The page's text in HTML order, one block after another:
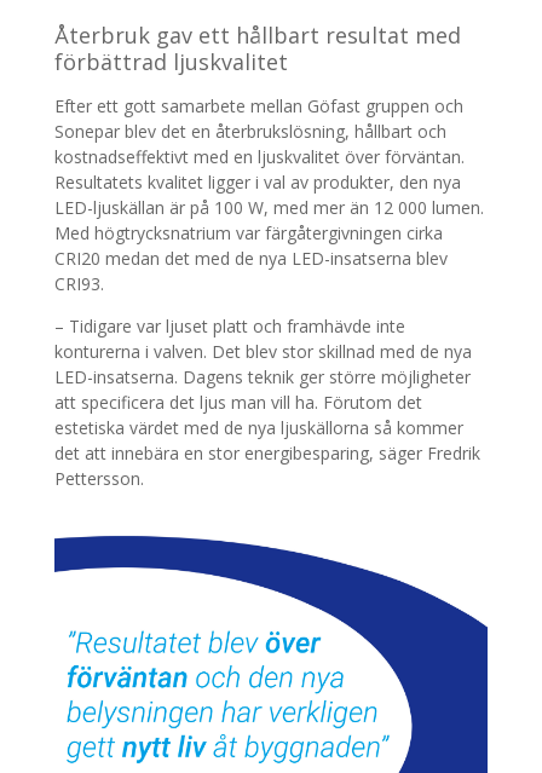
Återbruk gav ett hållbart resultat med
förbättrad ljuskvalitet
Efter ett gott samarbete mellan Göfast gruppen och
Sonepar blev det en återbrukslösning, hållbart och
kostnadseffektivt med en ljuskvalitet över förväntan.
Resultatets kvalitet ligger i val av produkter, den nya
LED-ljuskällan är på 100 W, med mer än 12 000 lumen.
Med högtrycksnatrium var färgåtergivningen cirka
CRI20 medan det med de nya LED-insatserna blev
CRI93.
– Tidigare var ljuset platt och framhävde inte
konturerna i valven. Det blev stor skillnad med de nya
LED-insatserna. Dagens teknik ger större möjligheter
att specificera det ljus man vill ha. Förutom det
estetiska värdet med de nya ljuskällorna så kommer
det att innebära en stor energibesparing, säger Fredrik
Pettersson.